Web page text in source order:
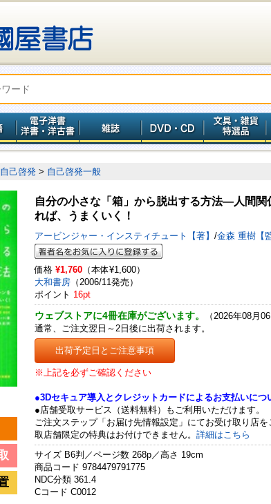
自己啓発 > 自己啓発一般
自分の小さな「箱」から脱出する方法―人間関
れば、うまくいく！
アービンジャー・インスティチュート【著】 /金森 重樹【
価格 ¥1,760 （本体¥1,600）
大和書房 （2006/11発売）
ポイント 16pt
ウェブストアに4冊在庫がございます。
（2026年08月
通常、ご注文翌日～2日後に出荷されます。
出荷予定日とご注意事項
※上記を必ずご確認ください
●3Dセキュア導入とクレジットカードによるお支払いにつ
●店舗受取サービス（送料無料）もご利用いただけます。
ご注文ステップ「お届け先情報設定」にてお受け取り店
取店舗限定の特典はお付けできません。 詳細はこちら
サイズ B6判／ページ数 268p／高さ 19cm
商品コード 9784479791775
NDC分類 361.4
Cコード C0012